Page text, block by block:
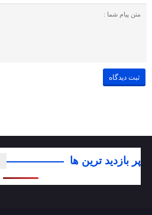
پر بازدید ترین ها